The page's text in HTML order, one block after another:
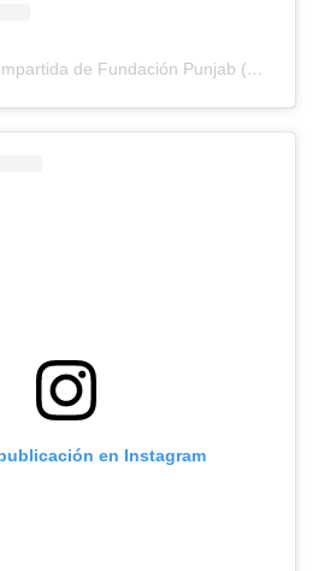
Una publicación compartida de Fundación Punjab (@fundacionpunjab)
en Instagram